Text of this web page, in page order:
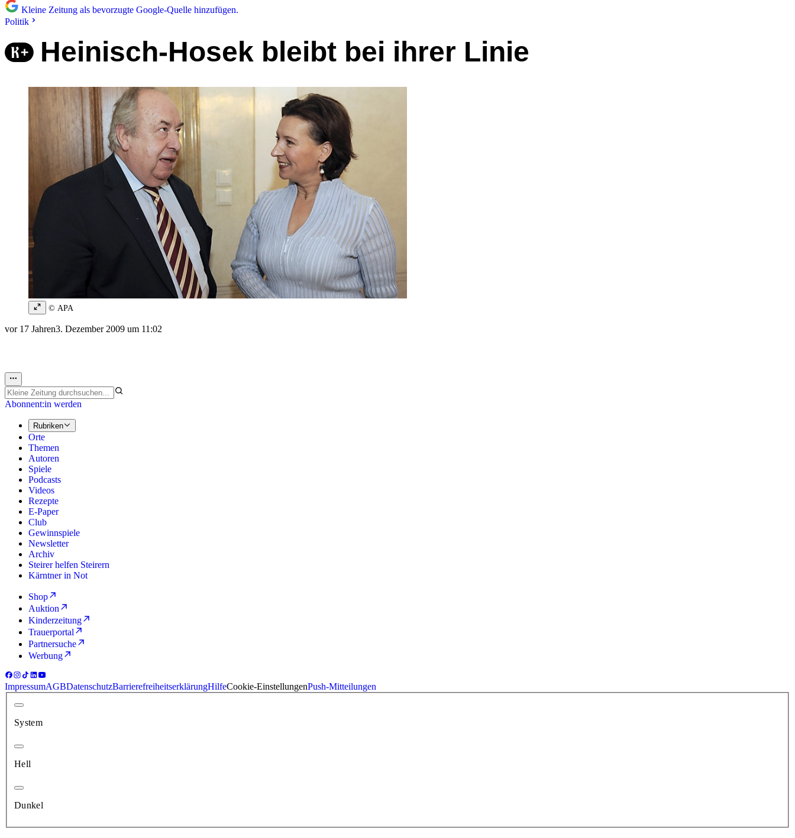
Kleine Zeitung als bevorzugte Google-Quelle hinzufügen.
Politik
Heinisch-Hosek bleibt bei ihrer Linie
© APA
vor 17 Jahren3. Dezember 2009 um 11:02
Abonnent:in werden
Rubriken
Orte
Themen
Autoren
Spiele
Podcasts
Videos
Rezepte
E-Paper
Club
Gewinnspiele
Newsletter
Archiv
Steirer helfen Steirern
Kärntner in Not
Shop
Auktion
Kinderzeitung
Trauerportal
Partnersuche
Werbung
ImpressumAGBDatenschutzBarrierefreiheitserklärungHilfeCookie-EinstellungenPush-Mitteilungen
System
Hell
Dunkel